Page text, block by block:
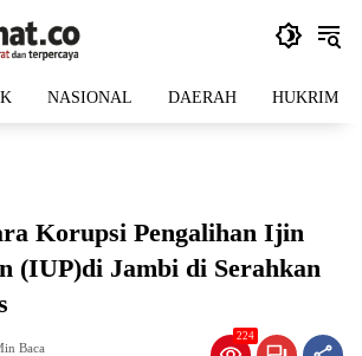
NASIONAL DAERAH HUKRIM
Korupsi Pengalihan Ijin
(IUP)di Jambi di Serahkan
Baca
224